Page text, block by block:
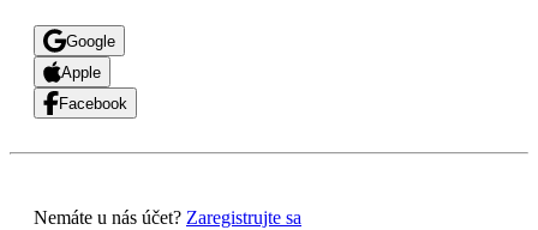
Google
Apple
Facebook
Nemáte u nás účet? Zaregistrujte sa